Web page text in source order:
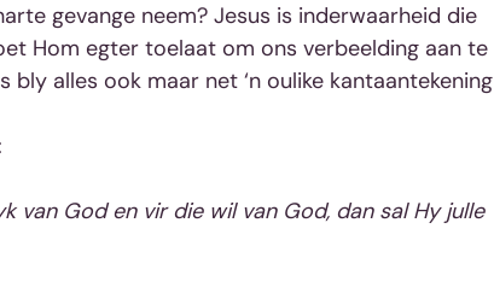
gevange neem? Jesus is inderwaarheid die
Hom egter toelaat om ons verbeelding aan te
alles ook maar net ‘n oulike kantaantekening
van God en vir die wil van God, dan sal Hy julle